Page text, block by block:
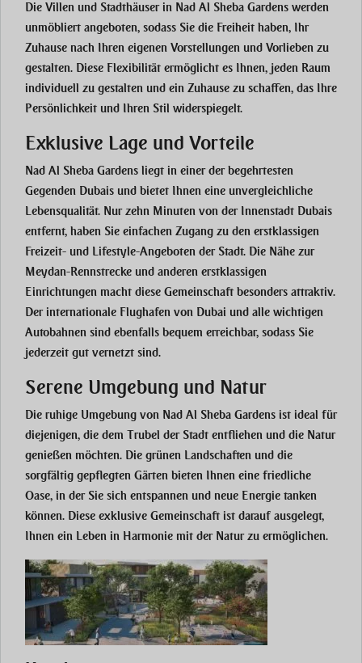
Die Villen und Stadthäuser in Nad Al Sheba Gardens werden
unmöbliert angeboten, sodass Sie die Freiheit haben, Ihr
Zuhause nach Ihren eigenen Vorstellungen und Vorlieben zu
gestalten. Diese Flexibilität ermöglicht es Ihnen, jeden Raum
individuell zu gestalten und ein Zuhause zu schaffen, das Ihre
Persönlichkeit und Ihren Stil widerspiegelt.
Exklusive Lage und Vorteile
Nad Al Sheba Gardens liegt in einer der begehrtesten
Gegenden Dubais und bietet Ihnen eine unvergleichliche
Lebensqualität. Nur zehn Minuten von der Innenstadt Dubais
entfernt, haben Sie einfachen Zugang zu den erstklassigen
Freizeit- und Lifestyle-Angeboten der Stadt. Die Nähe zur
Meydan-Rennstrecke und anderen erstklassigen
Einrichtungen macht diese Gemeinschaft besonders attraktiv.
Der internationale Flughafen von Dubai und alle wichtigen
Autobahnen sind ebenfalls bequem erreichbar, sodass Sie
jederzeit gut vernetzt sind.
Serene Umgebung und Natur
Die ruhige Umgebung von Nad Al Sheba Gardens ist ideal für
diejenigen, die dem Trubel der Stadt entfliehen und die Natur
genießen möchten. Die grünen Landschaften und die
sorgfältig gepflegten Gärten bieten Ihnen eine friedliche
Oase, in der Sie sich entspannen und neue Energie tanken
können. Diese exklusive Gemeinschaft ist darauf ausgelegt,
Ihnen ein Leben in Harmonie mit der Natur zu ermöglichen.